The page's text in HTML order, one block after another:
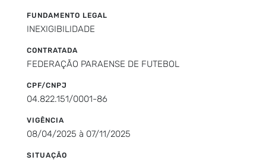
FUNDAMENTO LEGAL
INEXIGIBILIDADE
CONTRATADA
FEDERAÇÃO PARAENSE DE FUTEBOL
CPF/CNPJ
04.822.151/0001-86
VIGÊNCIA
08/04/2025 à 07/11/2025
SITUAÇÃO